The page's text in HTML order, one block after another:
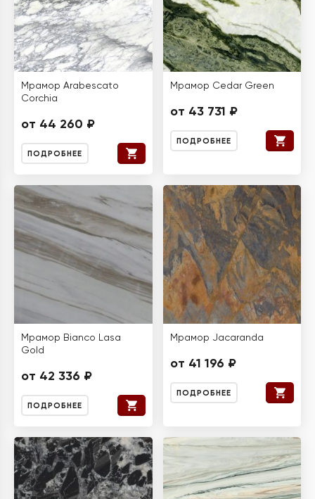
Мрамор Arabescato
Corchia
от 44 260 ₽
ПОДРОБНЕЕ
Мрамор Cedar Green
от 43 731 ₽
ПОДРОБНЕЕ
Мрамор Bianco Lasa
Gold
от 42 336 ₽
ПОДРОБНЕЕ
Мрамор Jacaranda
от 41 196 ₽
ПОДРОБНЕЕ